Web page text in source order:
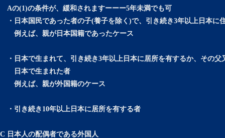
Aの(1)の条件が、緩和されますーーー5年未満でも可
・日本国民であった者の子(養子を除く)で、引き続き3年以上日本に
例えば、親が日本国籍であったケース
・日本で生まれて、引き続き3年以上日本に居所を有するか、その父
日本で生まれた者
例えば、親が外国籍のケース
・引き続き10年以上日本に居所を有する者
C 日本人の配偶者である外国人